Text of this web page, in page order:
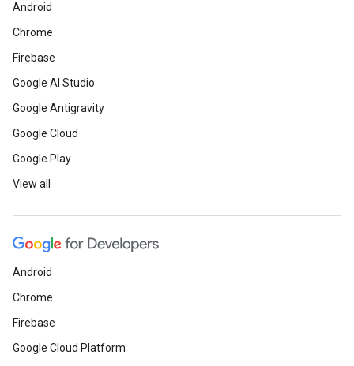
Android
Chrome
Firebase
Google AI Studio
Google Antigravity
Google Cloud
Google Play
View all
Android
Chrome
Firebase
Google Cloud Platform